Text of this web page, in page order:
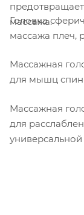
массажа.
Головка
массажа плеч,
Массажная
для мышц
Массажная
для